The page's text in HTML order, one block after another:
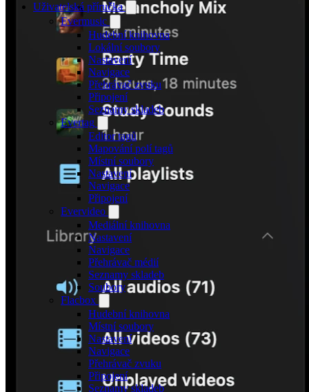
Uživatelská příručka
Evermusic
Hudební knihovna
Lokální soubory
Nastavení
Navigace
Přehrávač zvuku
Připojení
Seznamy skladeb
Evertag
Editor tagů
Mapování polí tagů
Místní soubory
Nastavení
Navigace
Připojení
Evervideo
Mediální knihovna
Nastavení
Navigace
Přehrávač médií
Seznamy skladeb
Soubory
Flacbox
Hudební knihovna
Místní soubory
Nastavení
Navigace
Přehrávač zvuku
Připojení
Seznamy skladeb